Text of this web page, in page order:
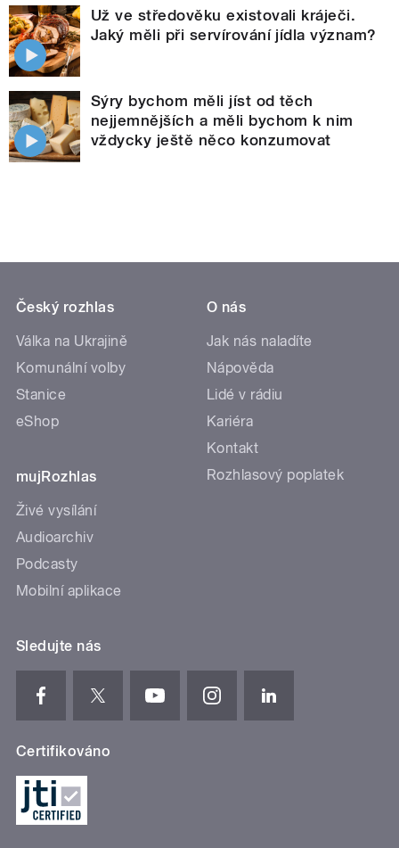
Už ve středověku existovali kráječi.
Jaký měli při servírování jídla význam?
Sýry bychom měli jíst od těch
nejjemnějších a měli bychom k nim
vždycky ještě něco konzumovat
Český rozhlas
Válka na Ukrajině
Komunální volby
Stanice
eShop
mujRozhlas
Živé vysílání
Audioarchiv
Podcasty
Mobilní aplikace
O nás
Jak nás naladíte
Nápověda
Lidé v rádiu
Kariéra
Kontakt
Rozhlasový poplatek
Sledujte nás
Certifikováno